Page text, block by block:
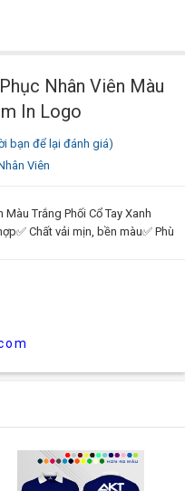
Nhân Viên Màu
In Logo
bạn để lại đánh giá)
Viên
Trắng Phối Cổ Tay Xanh
Chất vải mịn, bền màu✅ Phù